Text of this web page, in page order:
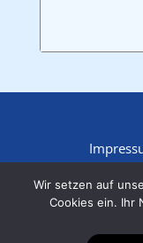
Wir setzen auf
Cookies ein. Ihr